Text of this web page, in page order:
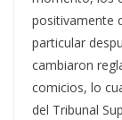
positivamente
particular
cambiaron
comicios, lo
del Tribunal